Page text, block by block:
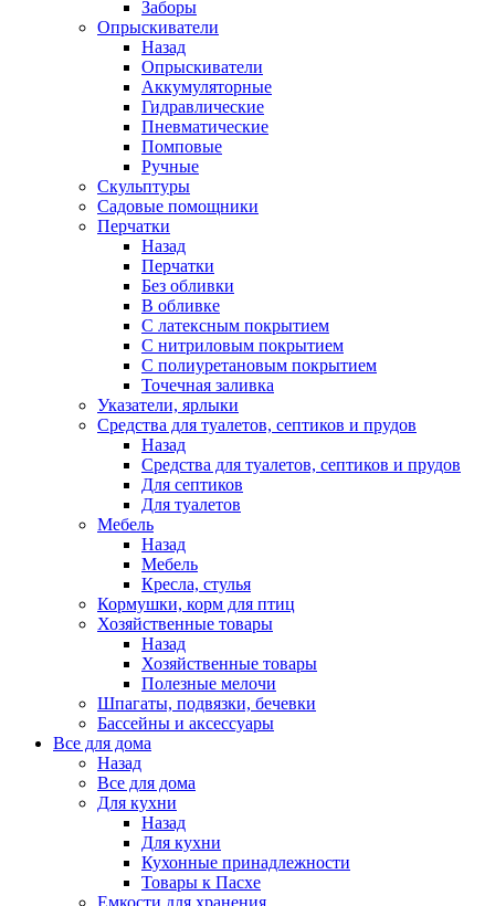
Заборы
Опрыскиватели
Назад
Опрыскиватели
Аккумуляторные
Гидравлические
Пневматические
Помповые
Ручные
Скульптуры
Садовые помощники
Перчатки
Назад
Перчатки
Без обливки
В обливке
С латексным покрытием
С нитриловым покрытием
С полиуретановым покрытием
Точечная заливка
Указатели, ярлыки
Средства для туалетов, септиков и прудов
Назад
Средства для туалетов, септиков и прудов
Для септиков
Для туалетов
Мебель
Назад
Мебель
Кресла, стулья
Кормушки, корм для птиц
Хозяйственные товары
Назад
Хозяйственные товары
Полезные мелочи
Шпагаты, подвязки, бечевки
Бассейны и аксессуары
Все для дома
Назад
Все для дома
Для кухни
Назад
Для кухни
Кухонные принадлежности
Товары к Пасхе
Емкости для хранения